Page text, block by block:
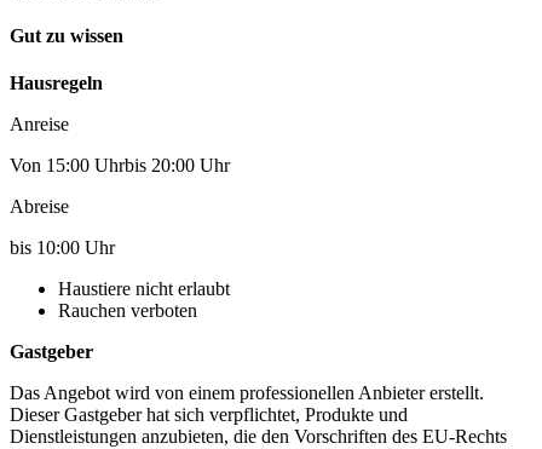
Gut zu wissen
Hausregeln
Anreise
Von 15:00 Uhrbis 20:00 Uhr
Abreise
bis 10:00 Uhr
Haustiere nicht erlaubt
Rauchen verboten
Gastgeber
Das Angebot wird von einem professionellen Anbieter erstellt.
Dieser Gastgeber hat sich verpflichtet, Produkte und
Dienstleistungen anzubieten, die den Vorschriften des EU-Rechts